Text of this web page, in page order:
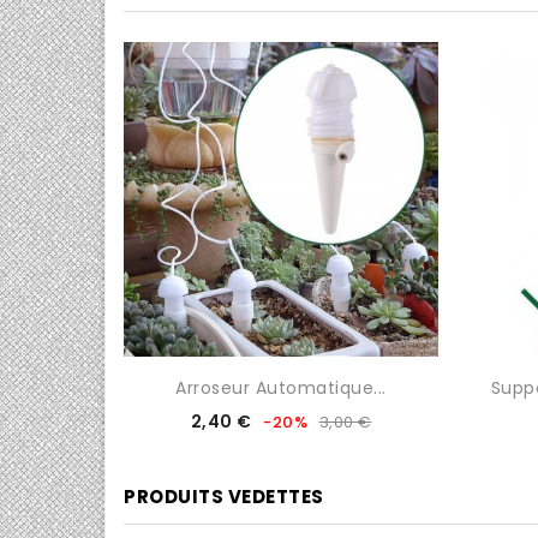
 0/5
19...
 0/5
Arroseur Automatique...
Prix
2,40 € Prix
-20% 3,00 €
PRODUITS VEDETTES
 0/5  0/5